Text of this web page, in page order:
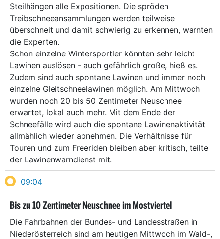
Steilhängen alle Expositionen. Die spröden
Treibschneeansammlungen werden teilweise
überschneit und damit schwierig zu erkennen, warnten
die Experten.
Schon einzelne Wintersportler könnten sehr leicht
Lawinen auslösen - auch gefährlich große, hieß es.
Zudem sind auch spontane Lawinen und immer noch
einzelne Gleitschneelawinen möglich. Am Mittwoch
wurden noch 20 bis 50 Zentimeter Neuschnee
erwartet, lokal auch mehr. Mit dem Ende der
Schneefälle wird auch die spontane Lawinenaktivität
allmählich wieder abnehmen. Die Verhältnisse für
Touren und zum Freeriden bleiben aber kritisch, teilte
der Lawinenwarndienst mit.
09:04
Bis zu 10 Zentimeter Neuschnee im Mostviertel
Die Fahrbahnen der Bundes- und Landesstraßen in
Niederösterreich sind am heutigen Mittwoch im Wald-,